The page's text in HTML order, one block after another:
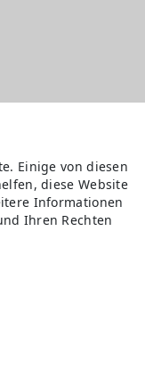
Einige von diesen
diese Website
Informationen
Ihren Rechten